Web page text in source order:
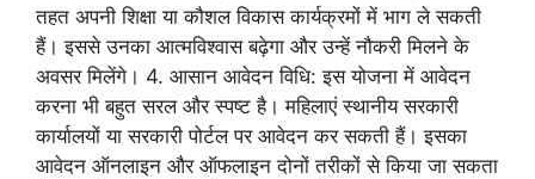
तहत अपनी शिक्षा या कौशल विकास कार्यक्रमों में भाग ले सकती
हैं। इससे उनका आत्मविश्वास बढ़ेगा और उन्हें नौकरी मिलने के
अवसर मिलेंगे। 4. आसान आवेदन विधि: इस योजना में आवेदन
करना भी बहुत सरल और स्पष्ट है। महिलाएं स्थानीय सरकारी
कार्यालयों या सरकारी पोर्टल पर आवेदन कर सकती हैं। इसका
आवेदन ऑनलाइन और ऑफलाइन दोनों तरीकों से किया जा सकता